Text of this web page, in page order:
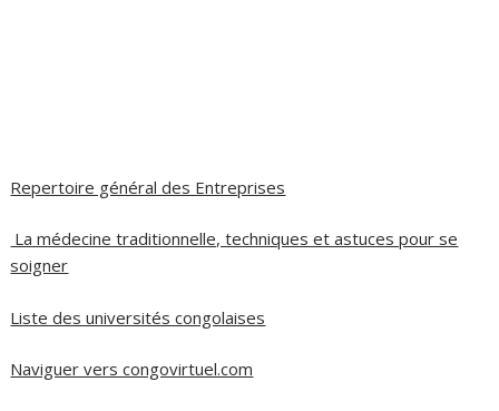
Repertoire général des Entreprises
La médecine traditionnelle, techniques et astuces pour se
soigner
Liste des universités congolaises
Naviguer vers congovirtuel.com